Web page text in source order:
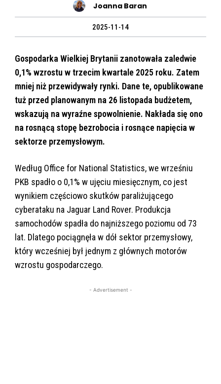
Joanna Baran
2025-11-14
Gospodarka Wielkiej Brytanii zanotowała zaledwie
0,1% wzrostu w trzecim kwartale 2025 roku. Zatem
mniej niż przewidywały rynki. Dane te, opublikowane
tuż przed planowanym na 26 listopada budżetem,
wskazują na wyraźne spowolnienie. Nakłada się ono
na rosnącą stopę bezrobocia i rosnące napięcia w
sektorze przemysłowym.
Według Office for National Statistics, we wrześniu
PKB spadło o 0,1% w ujęciu miesięcznym, co jest
wynikiem częściowo skutków paraliżującego
cyberataku na Jaguar Land Rover. Produkcja
samochodów spadła do najniższego poziomu od 73
lat. Dlatego pociągnęła w dół sektor przemysłowy,
który wcześniej był jednym z głównych motorów
wzrostu gospodarczego.
- Advertisement -